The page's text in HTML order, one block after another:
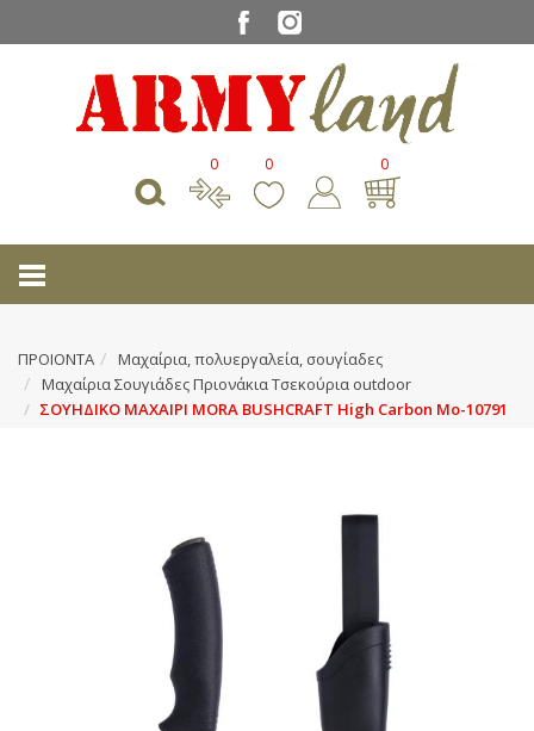
0 0 0
ΠΡΟΙΟΝΤΑ
Μαχαίρια, πολυεργαλεία, σουγίαδες
Μαχαίρια Σουγιάδες Πριονάκια Τσεκούρια outdoοr
ΣΟΥΗΔΙΚΟ ΜΑΧΑΙΡΙ MORA BUSHCRAFT High Carbon Μο-10791